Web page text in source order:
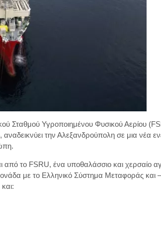
Σταθμού Υγροποιημένου Φυσικού Αερίου
την Αλεξανδρούπολη σε μια νέα
από το FSRU, ένα υποθαλάσσιο και χερσαίο
με το Ελληνικό Σύστημα Μεταφοράς και